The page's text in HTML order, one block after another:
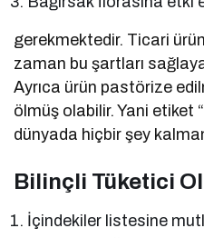
gerekmektedir. Ticari
zaman bu şartları
Ayrıca ürün pastörize
ölmüş olabilir. Yani etiket
dünyada hiçbir şey
Bilinçli Tüketici
İçindekiler listesine